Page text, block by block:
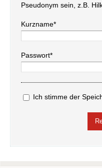
Pseudonym sein, z.B.
Kurzname*
Passwort*
Ich stimme der